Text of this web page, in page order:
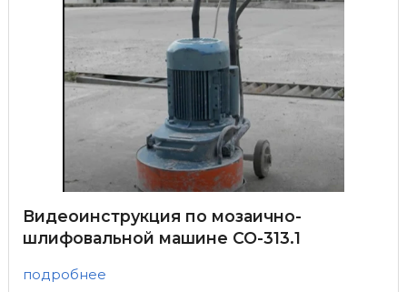
Видеоинструкция по мозаично-
шлифовальной машине СО-313.1
подробнее